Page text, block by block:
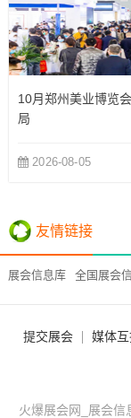
10月郑州美业博览
局
2026-08-05
友情链接
展会信息库 全国展会
提交展会 媒体
火爆展会网_展会信